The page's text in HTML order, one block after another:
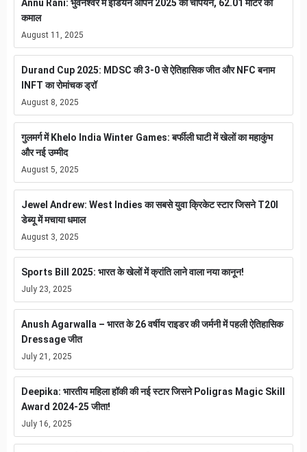
Annu Rani: भुवनेश्वर में इंडियन ओपन 2025 की चैंपियन, 62.01 मीटर का
कमाल
August 11, 2025
Durand Cup 2025: MDSC की 3-0 से ऐतिहासिक जीत और NFC बनाम
INFT का रोमांचक ड्रॉ
August 8, 2025
गुलमर्ग में Khelo India Winter Games: बर्फीली घाटी में खेलों का महाकुंभ
और नई उम्मीद
August 5, 2025
Jewel Andrew: West Indies का सबसे युवा क्रिकेट स्टार जिसने T20I
डेब्यू में मचाया धमाल
August 3, 2025
Sports Bill 2025: भारत के खेलों में क्रांति लाने वाला नया कानून!
July 23, 2025
Anush Agarwalla – भारत के 26 वर्षीय राइडर की जर्मनी में पहली ऐतिहासिक
Dressage जीत
July 21, 2025
Deepika: भारतीय महिला हॉकी की नई स्टार जिसने Poligras Magic Skill
Award 2024-25 जीता!
July 16, 2025